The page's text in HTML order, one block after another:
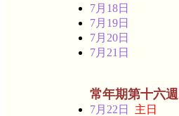
7月18日
7月19日
7月20日
7月21日
常年期第十六週
7月22日
主日